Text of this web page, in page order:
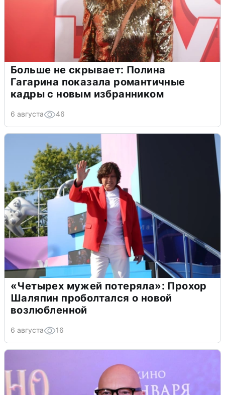
Больше не скрывает: Полина
Гагарина показала романтичные
кадры с новым избранником
6 августа 46
«Четырех мужей потеряла»: Прохор
Шаляпин проболтался о новой
возлюбленной
6 августа 16